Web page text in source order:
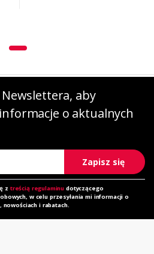
aby
o aktualnych
Zapisz się
z treścią regulaminu dotyczącego
w celu przesyłania mi informacji o
i rabatach.